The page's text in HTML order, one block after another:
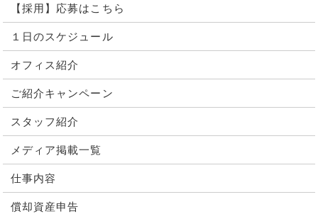
【採用】応募はこちら
１日のスケジュール
オフィス紹介
ご紹介キャンペーン
スタッフ紹介
メディア掲載一覧
仕事内容
償却資産申告